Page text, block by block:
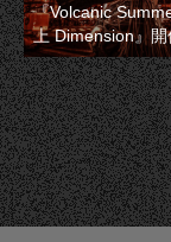
『Volcanic
上 Dimension』開